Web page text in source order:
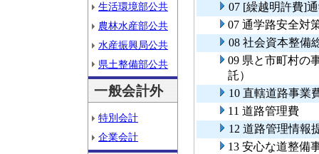
生活環境部公共
農林水産部公共
水産振興局公共
県土整備部公共
一般会計外
特別会計
企業会計
07 [繰越明許費]
07 通学路安全対
08 社会資本整備
09 県と市町村の
託）
10 直轄道路事業
11 道路管理費
12 道路管理情報
13 安心な道整備